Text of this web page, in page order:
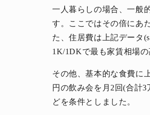
一人暮らしの場合、一般
す。ここではその倍にあ
た、住居費は上記データ
1K/1DKで最も家賃相場
その他、基本的な食費に
円の飲み会を月2回(合計
どを条件としました。